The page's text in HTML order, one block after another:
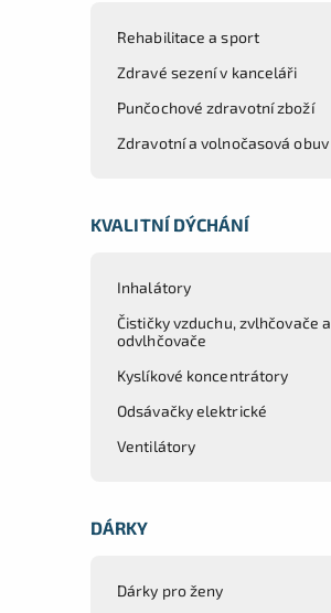
Rehabilitace a sport
Zdravé sezení v kanceláři
Punčochové zdravotní zboží
Zdravotní a volnočasová obuv
KVALITNÍ DÝCHÁNÍ
Inhalátory
Čističky vzduchu, zvlhčovače a
odvlhčovače
Kyslíkové koncentrátory
Odsávačky elektrické
Ventilátory
DÁRKY
Dárky pro ženy